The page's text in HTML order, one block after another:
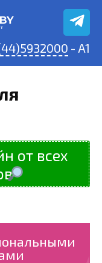
- A1
от всех